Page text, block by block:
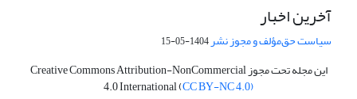
آخرین اخبار
سیاست حق‌مؤلف و مجوز نشر1404-05-15
این مجله تحت مجوز Creative Commons Attribution-NonCommercial
4.0 International (CC BY-NC 4.0)